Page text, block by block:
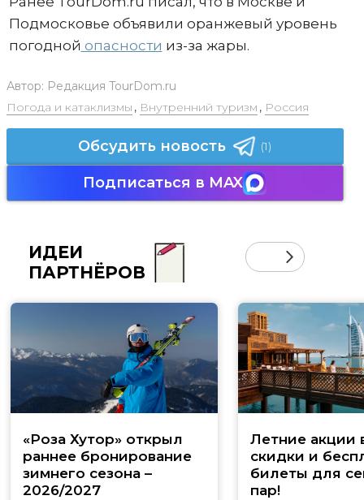
Подмосковье объявили оранжевый уровень
погодной опасности из-за жары.
Автор: Редакция TourDom.ru
Погода и катаклизмы , Внутренний туризм , Россия
Обсудить новость (1)
Подписаться в MAX
ИДЕИ
ПАРТНЁРОВ
«Роза Хутор» открыл
раннее бронирование
зимнего сезона –
2026/2027
Летние акции
скидки и
билеты для
пар!